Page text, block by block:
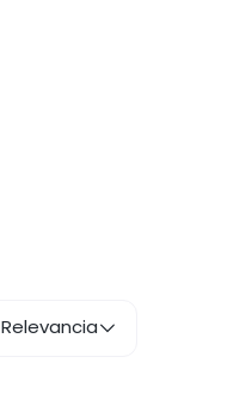
Relevancia